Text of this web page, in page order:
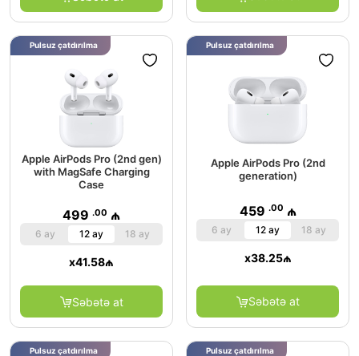
Apple AirPods Pro (2nd gen)
with MagSafe Charging
Case
499 .00 ₼
6 ay 12 ay 18 ay
x41.58₼
Səbətə at
Pulsuz çatdırılma
Apple AirPods Pro (2nd
generation)
459 .00 ₼
6 ay 12 ay 18 ay
x38.25₼
Səbətə at
Pulsuz çatdırılma
Pulsuz çatdırılma Pulsuz çatdırılma